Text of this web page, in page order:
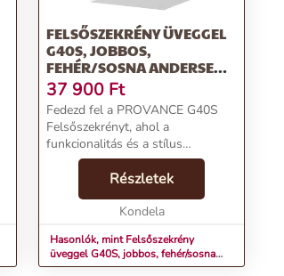
FELSŐSZEKRÉNY ÜVEGGEL
G40S, JOBBOS,
FEHÉR/SOSNA ANDERSEN,
PROVANCE
37 900 Ft
Fedezd fel a PROVANCE G40S
Felsőszekrényt, ahol a
funkcionalitás és a stílus
találkozik! A jobbos változat
fehér/sosna andersen
színkombinációval, vitrines ajtóval
Részletek
Kondela
Hasonlók, mint Felsőszekrény
üveggel G40S, jobbos, fehér/sosna
andersen, PROVANCE